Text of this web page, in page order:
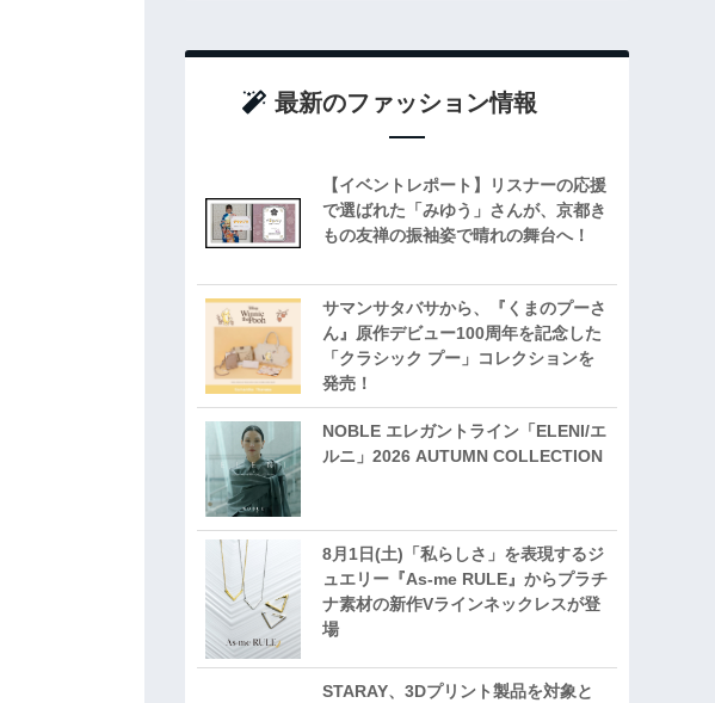
最新のファッション情報
【イベントレポート】リスナーの応援
で選ばれた「みゆう」さんが、京都き
もの友禅の振袖姿で晴れの舞台へ！
サマンサタバサから、『くまのプーさ
ん』原作デビュー100周年を記念した
「クラシック プー」コレクションを
発売！
NOBLE エレガントライン「ELENI/エ
ルニ」2026 AUTUMN COLLECTION
8月1日(土)「私らしさ」を表現するジ
ュエリー『As-me RULE』からプラチ
ナ素材の新作Vラインネックレスが登
場
STARAY、3Dプリント製品を対象と